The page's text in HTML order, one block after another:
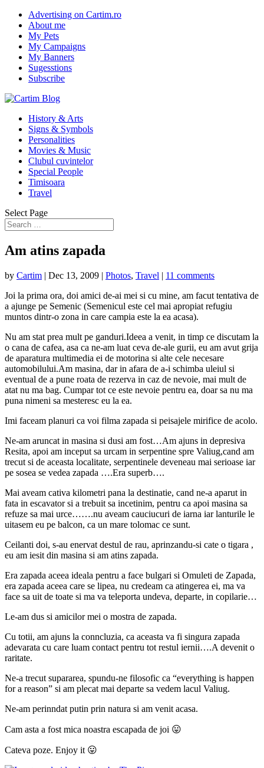
Advertising on Cartim.ro
About me
My Pets
My Campaigns
My Banners
Sugesstions
Subscribe
History & Arts
Signs & Symbols
Personalities
Movies & Music
Clubul cuvintelor
Special People
Timisoara
Travel
Select Page
Am atins zapada
by Cartim | Dec 13, 2009 | Photos, Travel | 11 comments
Joi la prima ora, doi amici de-ai mei si cu mine, am facut tentativa de
a ajunge pe Semenic (Semenicul este cel mai apropiat refugiu
muntos dintr-o zona in care campia este la ea acasa).
Nu am stat prea mult pe ganduri.Ideea a venit, in timp ce discutam la
o cana de cafea, asa ca ne-am luat ceva de-ale gurii, eu am avut grija
de aparatura multimedia ei de motorina si alte cele necesare
automobilului.Am masina, dar in afara de a-i schimba uleiul si
eventual de a pune roata de rezerva in caz de nevoie, mai mult de
atat nu ma bag. Cumpar tot ce este nevoie pentru ea, doar sa nu ma
puna nimeni sa mesteresc eu la ea.
Imi faceam planuri ca voi filma zapada si peisajele mirifice de acolo.
Ne-am aruncat in masina si dusi am fost…Am ajuns in depresiva
Resita, apoi am inceput sa urcam in serpentine spre Valiug,cand am
trecut si de aceasta localitate, serpentinele deveneau mai serioase iar
pe sosea se vedea zapada ….Era superb….
Mai aveam cativa kilometri pana la destinatie, cand ne-a aparut in
fata in escavator si a trebuit sa incetinim, pentru ca apoi masina sa
refuze sa mai urce…….nu aveam cauciucuri de iarna iar lanturile le
uitasem eu pe balcon, ca un mare tolomac ce sunt.
Ceilanti doi, s-au enervat destul de rau, aprinzandu-si cate o tigara ,
eu am iesit din masina si am atins zapada.
Era zapada aceea ideala pentru a face bulgari si Omuleti de Zapada,
era zapada aceea care se lipea, nu credeam ca atingerea ei, ma va
face sa uit de toate si ma va teleporta undeva, departe, in copilarie…
Le-am dus si amicilor mei o mostra de zapada.
Cu totii, am ajuns la conncluzia, ca aceasta va fi singura zapada
adevarata cu care luam contact pentru tot restul iernii….A devenit o
raritate.
Ne-a trecut supararea, spundu-ne filosofic ca “everything is happen
for a reason” si am plecat mai departe sa vedem lacul Valiug.
Ne-am perinndat putin prin natura si am venit acasa.
Cam asta a fost mica noastra escapada de joi 😛
Cateva poze. Enjoy it 😛